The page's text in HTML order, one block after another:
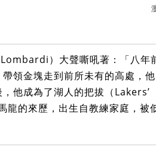
）大聲嘶吼著：「八年
領金塊走到前所未有的高處，
他成為了湖人的把拔（Lakers’
的來歷，出生自教練家庭，被